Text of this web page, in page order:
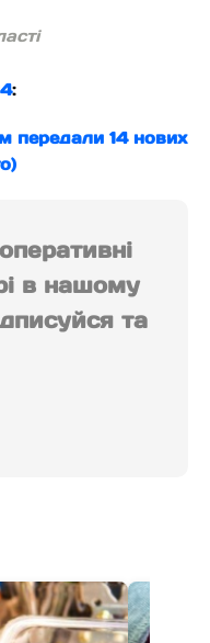
:
передали 14 нових
в нашому
та